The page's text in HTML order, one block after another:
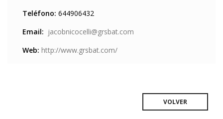
Teléfono: 644906432
Email: jacobnicocelli@grsbat.com
Web: http://www.grsbat.com/
VOLVER